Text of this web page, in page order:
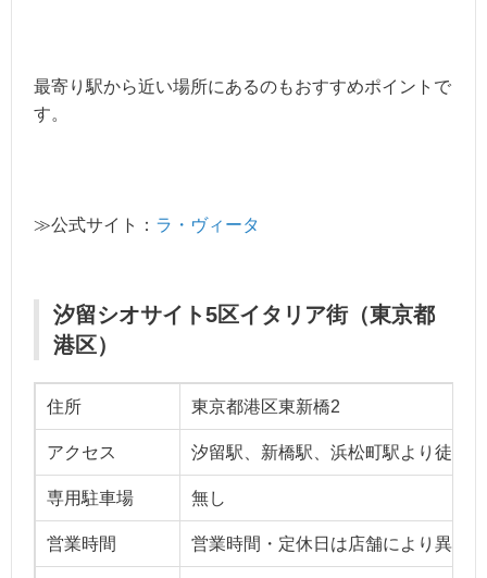
最寄り駅から近い場所にあるのもおすすめポイントで
す。
≫公式サイト： ラ・ヴィータ
汐留シオサイト5区イタリア街（東京都
港区）
住所 東京都港区東新橋2
アクセス 汐留駅、新橋駅、浜松町駅より徒歩
専用駐車場 無し
営業時間 営業時間・定休日は店舗により異なる